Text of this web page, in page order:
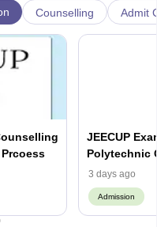
Counselling Admit
JEECUP
Polytechnic
3 days ago
Admission